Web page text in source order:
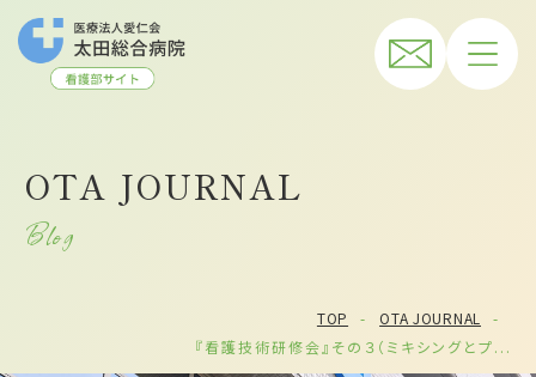
OTA JOURNAL
Blog
TOP
OTA JOURNAL
『看護技術研修会』その３（ミキシングとプ...